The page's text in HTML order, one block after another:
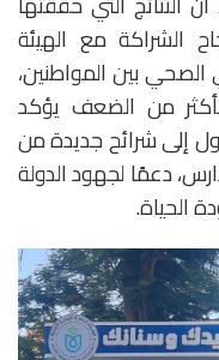
الشراكة مع الهيئة
الصحي بين المواطنين،
من الضعف يؤكد
إلى شرائح جديدة من
دعمًا لجهود الدولة
الحياة.